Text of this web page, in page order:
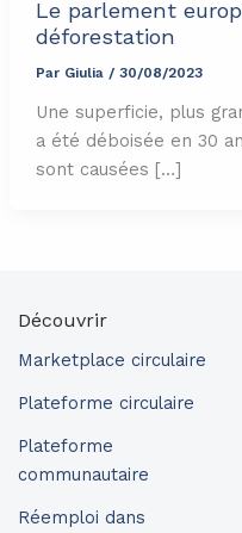
Le parlement
déforestation
Par Giulia / 30/08/2023
Une superficie, plus
a été déboisée en 30
sont causées […]
Découvrir
Marketplace circulaire
Plateforme circulaire
Plateforme
communautaire
Réemploi dans